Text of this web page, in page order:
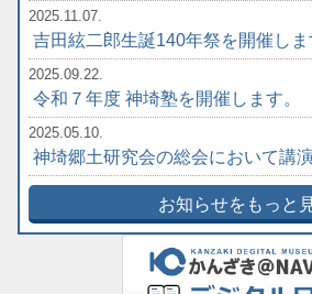
2025.11.07.
吉田絃二郎生誕140年祭を開催しま
2025.09.22.
令和７年度 神埼塾を開催します。
2025.05.10.
神埼郷土研究会の総会において講
お知らせをもっと